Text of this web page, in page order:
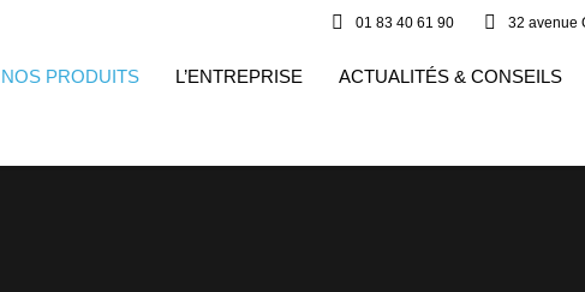
01 83 40 61 90 32 avenue
NOS PRODUITS L’ENTREPRISE ACTUALITÉS & CONSEILS